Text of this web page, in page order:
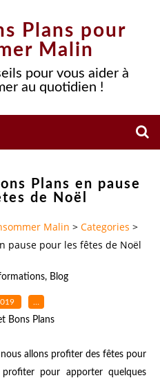
Plans pour
Malin
pour vous aider à
au quotidien !
Plans en pause
de Noël
Malin > Categories >
pause pour les fêtes de Noël
, Blog
…
Bons Plans
allons profiter des fêtes pour
pour apporter quelques